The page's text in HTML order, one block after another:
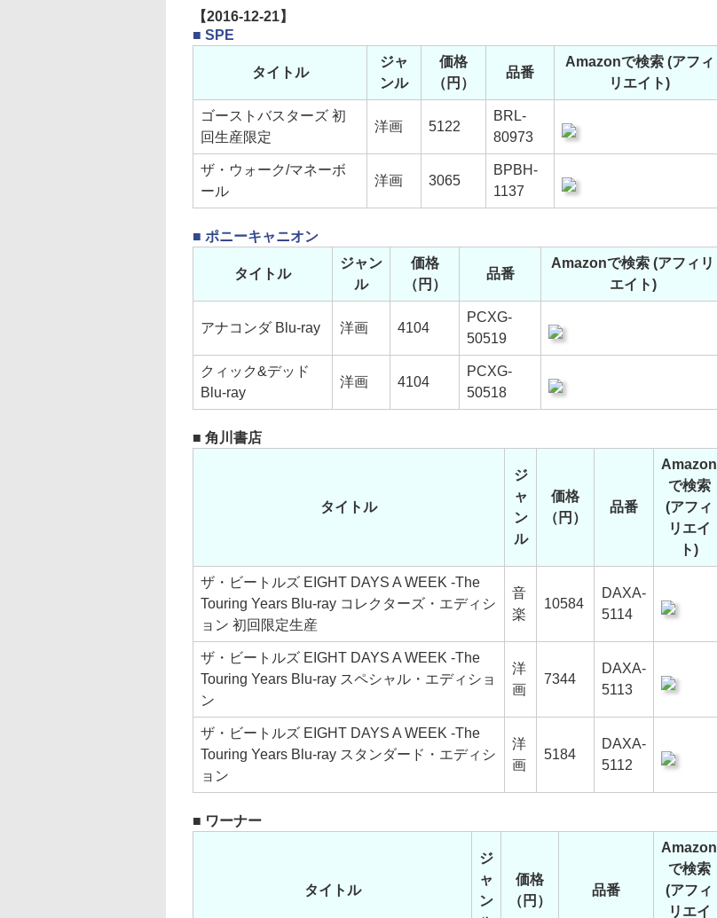
【2016-12-21】
■ SPE
タイトル
ジャ
ンル
価格
（円）
品番
Amazonで検索 (アフィ
リエイト)
ゴーストバスターズ 初
回生産限定
洋画 5122
BRL-
80973
ザ・ウォーク/マネーボ
ール
洋画 3065
BPBH-
1137
■ ポニーキャニオン
タイトル
ジャン
ル
価格
（円）
品番
Amazonで検索 (アフィリ
エイト)
アナコンダ Blu-ray 洋画 4104
PCXG-
50519
クィック&デッド
Blu-ray
洋画 4104
PCXG-
50518
■ 角川書店
タイトル
ジ
ャ
ン
ル
価格
（円）
品番
Amazon
で検索
(アフィ
リエイ
ト)
ザ・ビートルズ EIGHT DAYS A WEEK -The
Touring Years Blu-ray コレクターズ・エディシ
ョン 初回限定生産
音
楽
10584
DAXA-
5114
ザ・ビートルズ EIGHT DAYS A WEEK -The
Touring Years Blu-ray スペシャル・エディショ
ン
洋
画
7344
DAXA-
5113
ザ・ビートルズ EIGHT DAYS A WEEK -The
Touring Years Blu-ray スタンダード・エディシ
ョン
洋
画
5184
DAXA-
5112
■ ワーナー
タイトル
ジ
ャ
ン
価格
（円）
品番
Amazon
で検索
(アフィ
リエイ